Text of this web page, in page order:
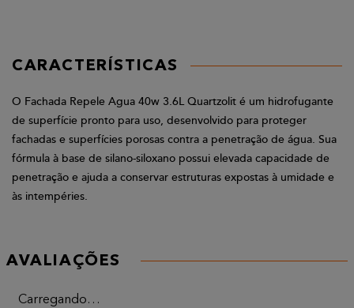
CARACTERÍSTICAS
O Fachada Repele Agua 40w 3.6L Quartzolit é um hidrofugante
de superfície pronto para uso, desenvolvido para proteger
fachadas e superfícies porosas contra a penetração de água. Sua
fórmula à base de silano-siloxano possui elevada capacidade de
penetração e ajuda a conservar estruturas expostas à umidade e
às intempéries.
AVALIAÇÕES
Carregando…